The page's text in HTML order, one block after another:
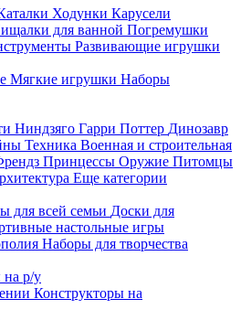
Ходунки Карусели
для ванной Погремушки
Развивающие игрушки
Мягкие игрушки Наборы
Ниндзяго Гарри Поттер Динозавр
Техника Военная и строительная
Принцессы Оружие Питомцы
Еще категории
для всей семьи Доски для
настольные игры
Наборы для творчества
р/у
Конструкторы на